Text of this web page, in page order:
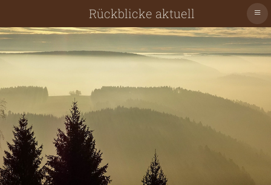
Schiltach
Rückblicke aktuell ≡